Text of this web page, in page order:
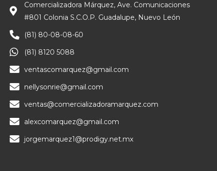
Comercializadora Márquez, Ave. Comunicaciones
#801 Colonia S.C.O.P. Guadalupe, Nuevo León
(81) 80-08-08-60
(81) 8120 5088
ventascomarquez@gmail.com
nellysonrie@gmail.com
ventas@comercializadoramarquez.com
alexcomarquez@gmail.com
jorgemarquez1@prodigy.net.mx